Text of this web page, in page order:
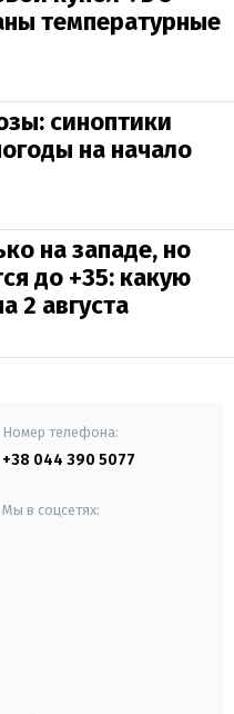
температурные
синоптики
на начало
на западе, но
до +35: какую
2 августа
Номер телефона:
+38 044 390 5077
Мы в соцсетях: